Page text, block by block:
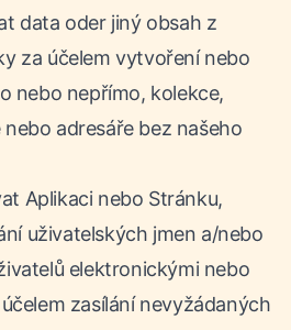
data oder jiný obsah z
za účelem vytvoření nebo
nebo nepřímo, kolekce,
adresáře bez našeho
Aplikaci nebo Stránku,
uživatelských jmen a/nebo
elektronickými nebo
zasílání nevyžádaných